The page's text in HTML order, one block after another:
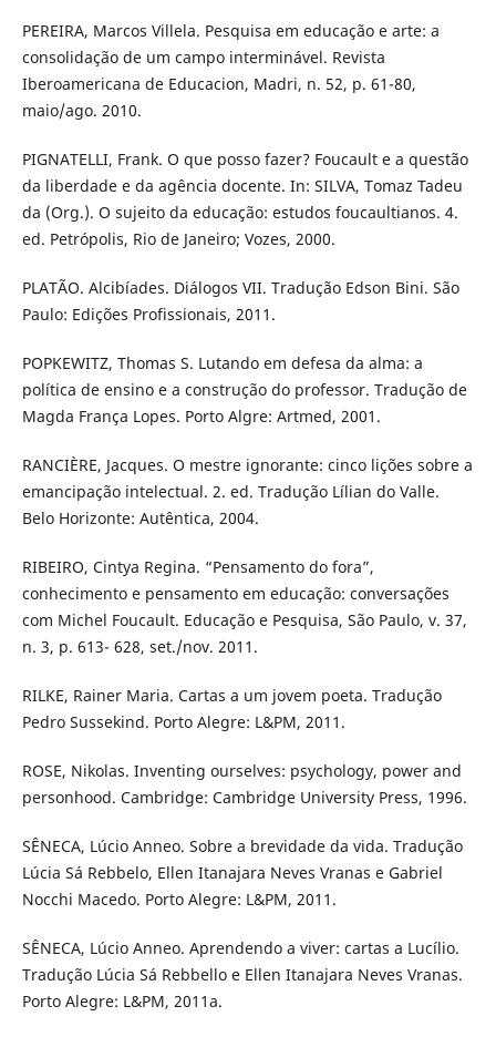
PEREIRA, Marcos Villela. Pesquisa em educação e arte: a
consolidação de um campo interminável. Revista
Iberoamericana de Educacion, Madri, n. 52, p. 61-80,
maio/ago. 2010.
PIGNATELLI, Frank. O que posso fazer? Foucault e a questão
da liberdade e da agência docente. In: SILVA, Tomaz Tadeu
da (Org.). O sujeito da educação: estudos foucaultianos. 4.
ed. Petrópolis, Rio de Janeiro; Vozes, 2000.
PLATÃO. Alcibíades. Diálogos VII. Tradução Edson Bini. São
Paulo: Edições Profissionais, 2011.
POPKEWITZ, Thomas S. Lutando em defesa da alma: a
política de ensino e a construção do professor. Tradução de
Magda França Lopes. Porto Algre: Artmed, 2001.
RANCIÈRE, Jacques. O mestre ignorante: cinco lições sobre a
emancipação intelectual. 2. ed. Tradução Lílian do Valle.
Belo Horizonte: Autêntica, 2004.
RIBEIRO, Cintya Regina. “Pensamento do fora”,
conhecimento e pensamento em educação: conversações
com Michel Foucault. Educação e Pesquisa, São Paulo, v. 37,
n. 3, p. 613- 628, set./nov. 2011.
RILKE, Rainer Maria. Cartas a um jovem poeta. Tradução
Pedro Sussekind. Porto Alegre: L&PM, 2011.
ROSE, Nikolas. Inventing ourselves: psychology, power and
personhood. Cambridge: Cambridge University Press, 1996.
SÊNECA, Lúcio Anneo. Sobre a brevidade da vida. Tradução
Lúcia Sá Rebbelo, Ellen Itanajara Neves Vranas e Gabriel
Nocchi Macedo. Porto Alegre: L&PM, 2011.
SÊNECA, Lúcio Anneo. Aprendendo a viver: cartas a Lucílio.
Tradução Lúcia Sá Rebbello e Ellen Itanajara Neves Vranas.
Porto Alegre: L&PM, 2011a.